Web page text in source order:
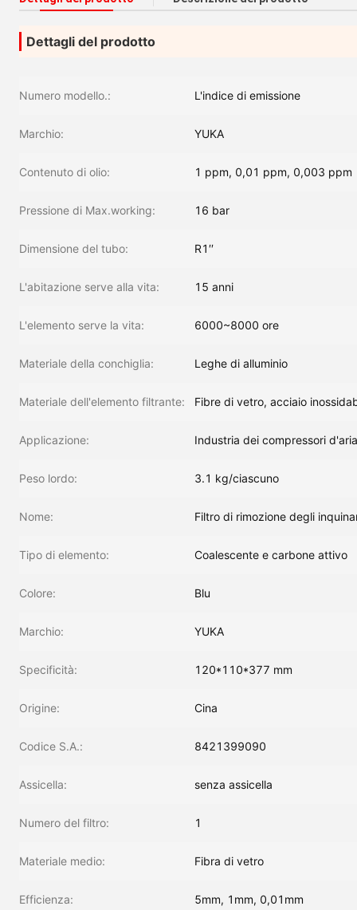
Dettagli del prodotto
Numero modello.: L'indice di emissione
Marchio: YUKA
Contenuto di olio: 1 ppm, 0,01 ppm, 0,003 ppm
Pressione di Max.working: 16 bar
Dimensione del tubo: R1′′
L'abitazione serve alla vita: 15 anni
L'elemento serve la vita: 6000~8000 ore
Materiale della conchiglia: Leghe di alluminio
Materiale dell'elemento filtrante: Fibre di vetro, acciaio
Applicazione: Industria dei compressori
Peso lordo: 3.1 kg/ciascuno
Nome: Filtro di rimozione degli
Tipo di elemento: Coalescente e carbone attivo
Colore: Blu
Marchio: YUKA
Specificità: 120*110*377 mm
Origine: Cina
Codice S.A.: 8421399090
Assicella: senza assicella
Numero del filtro: 1
Materiale medio: Fibra di vetro
Efficienza: 5mm, 1mm, 0,01mm